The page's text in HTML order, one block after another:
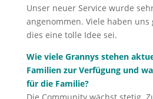
Unser neuer Service wurde
angenommen. Viele haben uns
dies eine tolle Idee sei.
Wie viele Grannys stehen
Familien zur Verfügung und
für die Familie?